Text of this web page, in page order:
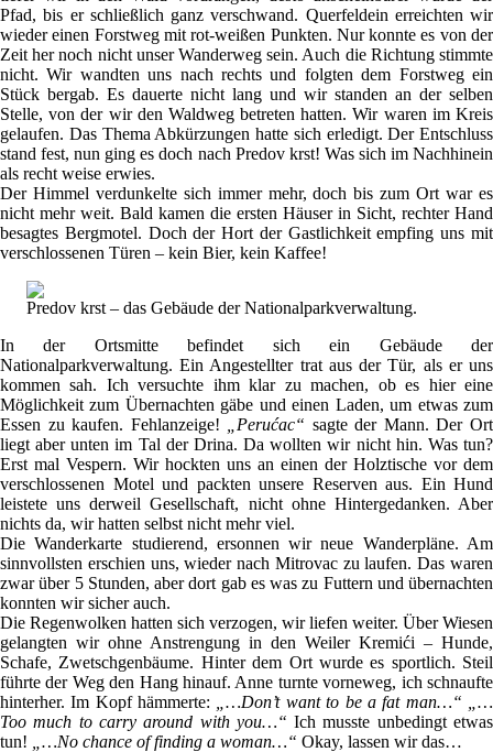
Pfad, bis er schließlich ganz verschwand. Querfeldein erreichten wir
wieder einen Forstweg mit rot-weißen Punkten. Nur konnte es von der
Zeit her noch nicht unser Wanderweg sein. Auch die Richtung stimmte
nicht. Wir wandten uns nach rechts und folgten dem Forstweg ein
Stück bergab. Es dauerte nicht lang und wir standen an der selben
Stelle, von der wir den Waldweg betreten hatten. Wir waren im Kreis
gelaufen. Das Thema Abkürzungen hatte sich erledigt. Der Entschluss
stand fest, nun ging es doch nach Predov krst! Was sich im Nachhinein
als recht weise erwies.
Der Himmel verdunkelte sich immer mehr, doch bis zum Ort war es
nicht mehr weit. Bald kamen die ersten Häuser in Sicht, rechter Hand
besagtes Bergmotel. Doch der Hort der Gastlichkeit empfing uns mit
verschlossenen Türen – kein Bier, kein Kaffee!
Predov krst – das Gebäude der Nationalparkverwaltung.
In der Ortsmitte befindet sich ein Gebäude der
Nationalparkverwaltung. Ein Angestellter trat aus der Tür, als er uns
kommen sah. Ich versuchte ihm klar zu machen, ob es hier eine
Möglichkeit zum Übernachten gäbe und einen Laden, um etwas zum
Essen zu kaufen. Fehlanzeige!
„Perućac“ sagte der Mann. Der Ort
liegt aber unten im Tal der Drina. Da wollten wir nicht hin. Was tun?
Erst mal Vespern. Wir hockten uns an einen der Holztische vor dem
verschlossenen Motel und packten unsere Reserven aus. Ein Hund
leistete uns derweil Gesellschaft, nicht ohne Hintergedanken. Aber
nichts da, wir hatten selbst nicht mehr viel.
Die Wanderkarte studierend, ersonnen wir neue Wanderpläne. Am
sinnvollsten erschien uns, wieder nach Mitrovac zu laufen. Das waren
zwar über 5 Stunden, aber dort gab es was zu Futtern und übernachten
konnten wir sicher auch.
Die Regenwolken hatten sich verzogen, wir liefen weiter. Über Wiesen
gelangten wir ohne Anstrengung in den Weiler Kremići – Hunde,
Schafe, Zwetschgenbäume. Hinter dem Ort wurde es sportlich. Steil
führte der Weg den Hang hinauf. Anne turnte vorneweg, ich schnaufte
hinterher. Im Kopf hämmerte:
„…Don’t want to be a fat man…“ „…
Too much to carry around with you…“ Ich musste unbedingt etwas
tun!
„…No chance of finding a woman…“ Okay, lassen wir das…